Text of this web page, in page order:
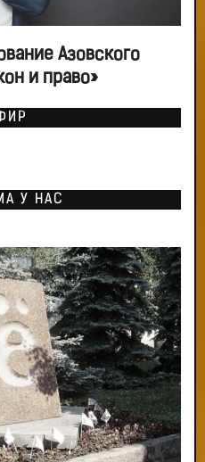
Азовского
и право»
У НАС